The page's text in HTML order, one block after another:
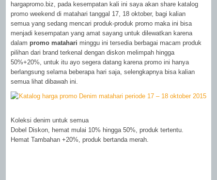
hargapromo.biz, pada kesempatan kali ini saya akan share katalog
promo weekend di matahari tanggal 17, 18 oktober, bagi kalian
semua yang sedang mencari produk-produk promo maka ini bisa
menjadi kesempatan yang amat sayang untuk dilewatkan karena
dalam promo matahari minggu ini tersedia berbagai macam produk
pilihan dari brand terkenal dengan diskon melimpah hingga
50%+20%, untuk itu ayo segera datang karena promo ini hanya
berlangsung selama beberapa hari saja, selengkapnya bisa kalian
semua lihat dibawah ini.
Koleksi denim untuk semua
Dobel Diskon, hemat mulai 10% hingga 50%, produk tertentu.
Hemat Tambahan +20%, produk bertanda merah.